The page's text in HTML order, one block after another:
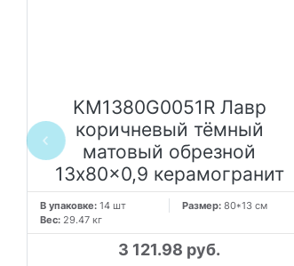
KM1380G0051R Лавр
коричневый тёмный
матовый обрезной
13x80x0,9 керамогранит
В упаковке: 14 шт Размер: 80*13 см
Вес: 29.47 кг
3 121.98 руб.